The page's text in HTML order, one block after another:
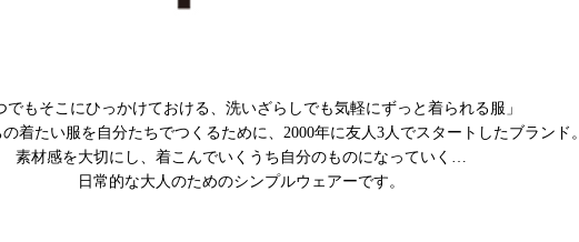
でもそこにひっかけておける、洗いざらしでも気軽にずっと着られる服」
着たい服を自分たちでつくるために、2000年に友人3人でスタートしたブランド。
素材感を大切にし、着こんでいくうち自分のものになっていく…
日常的な大人のためのシンプルウェアーです。